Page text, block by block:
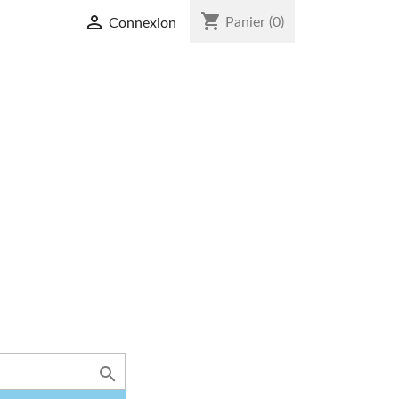
 Connexion shopping_cart Panier (0)
